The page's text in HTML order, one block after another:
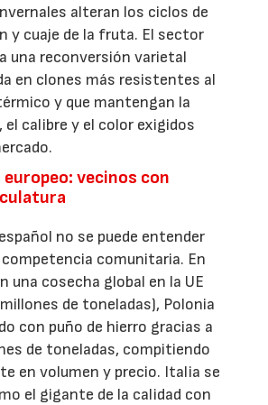
alteran los ciclos de
y cuaje de la fruta. El sector
una reconversión varietal
en clones más resistentes al
y que mantengan la
el calibre y el color exigidos
vecinos con
no se puede entender
comunitaria. En
una cosecha global en la UE
de toneladas), Polonia
con puño de hierro gracias a
de toneladas, compitiendo
en volumen y precio. Italia se
el gigante de la calidad con